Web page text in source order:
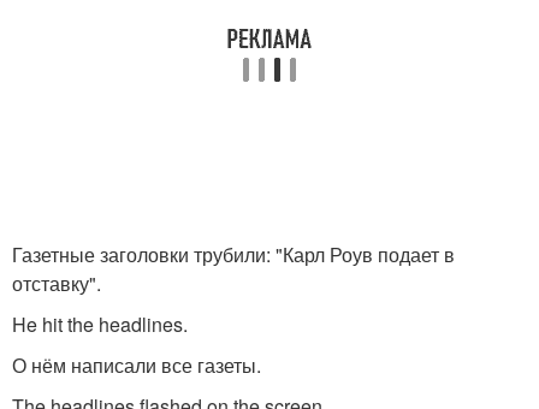
Газетные заголовки трубили: "Карл Роув подает в
отставку".
He hit the headlines.
О нём написали все газеты.